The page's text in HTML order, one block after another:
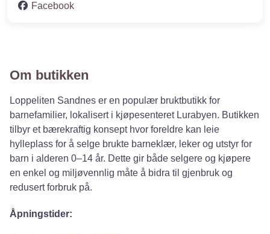
Facebook
Om butikken
Loppeliten Sandnes er en populær bruktbutikk for
barnefamilier, lokalisert i kjøpesenteret Lurabyen. Butikken
tilbyr et bærekraftig konsept hvor foreldre kan leie
hylleplass for å selge brukte barneklær, leker og utstyr for
barn i alderen 0–14 år. Dette gir både selgere og kjøpere
en enkel og miljøvennlig måte å bidra til gjenbruk og
redusert forbruk på.
Åpningstider: